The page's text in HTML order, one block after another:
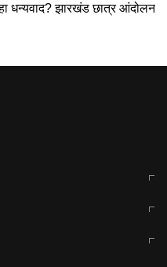
धन्यवाद? झारखंड छात्र आंदोलन